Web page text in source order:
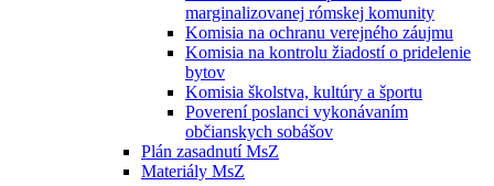
marginalizovanej rómskej komunity
Komisia na ochranu verejného záujmu
Komisia na kontrolu žiadostí o pridelenie
bytov
Komisia školstva, kultúry a športu
Poverení poslanci vykonávaním
občianskych sobášov
Plán zasadnutí MsZ
Materiály MsZ